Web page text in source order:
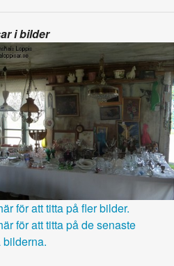
i bilder
för att titta på fler bilder.
för att titta på de senaste